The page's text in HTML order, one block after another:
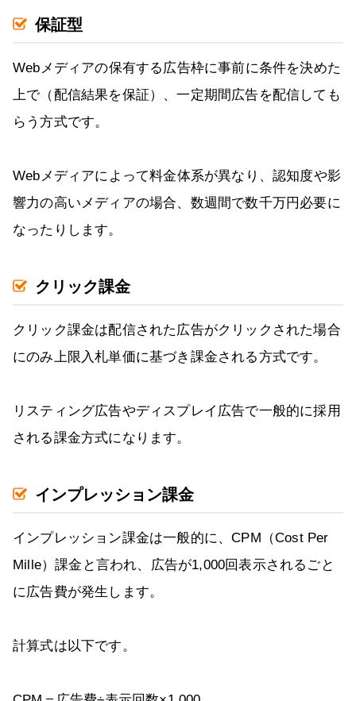
保証型
Webメディアの保有する広告枠に事前に条件を決めた
上で（配信結果を保証）、一定期間広告を配信しても
らう方式です。
Webメディアによって料金体系が異なり、認知度や影
響力の高いメディアの場合、数週間で数千万円必要に
なったりします。
クリック課金
クリック課金は配信された広告がクリックされた場合
にのみ上限入札単価に基づき課金される方式です。
リスティング広告やディスプレイ広告で一般的に採用
される課金方式になります。
インプレッション課金
インプレッション課金は一般的に、CPM（Cost Per
Mille）課金と言われ、広告が1,000回表示されるごと
に広告費が発生します。
計算式は以下です。